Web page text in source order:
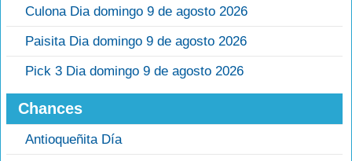
Culona Dia domingo 9 de agosto 2026
Paisita Dia domingo 9 de agosto 2026
Pick 3 Dia domingo 9 de agosto 2026
Chances
Antioqueñita Día